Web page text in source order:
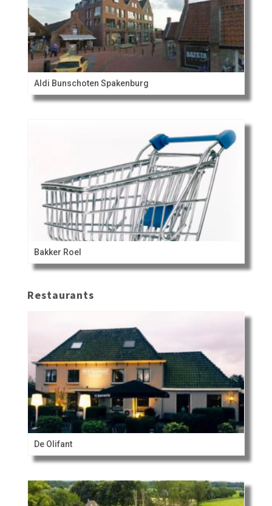
Aldi Bunschoten Spakenburg
Bakker Roel
Restaurants
De Olifant